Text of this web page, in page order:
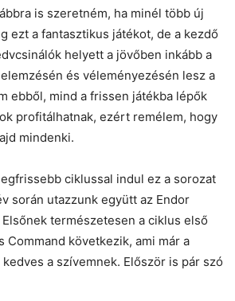
is szeretném, ha minél több új
ezt a fantasztikus játékot, de a kezdő
helyett a jövőben inkább a
és véleményezésén lesz a
ebből, mind a frissen játékba lépők
profitálhatnak, ezért remélem, hogy
mindenki.
ciklussal indul ez a sorozat
során utazzunk együtt az Endor
természetesen a ciklus első
Command következik, ami már a
a szívemnek. Először is pár szó